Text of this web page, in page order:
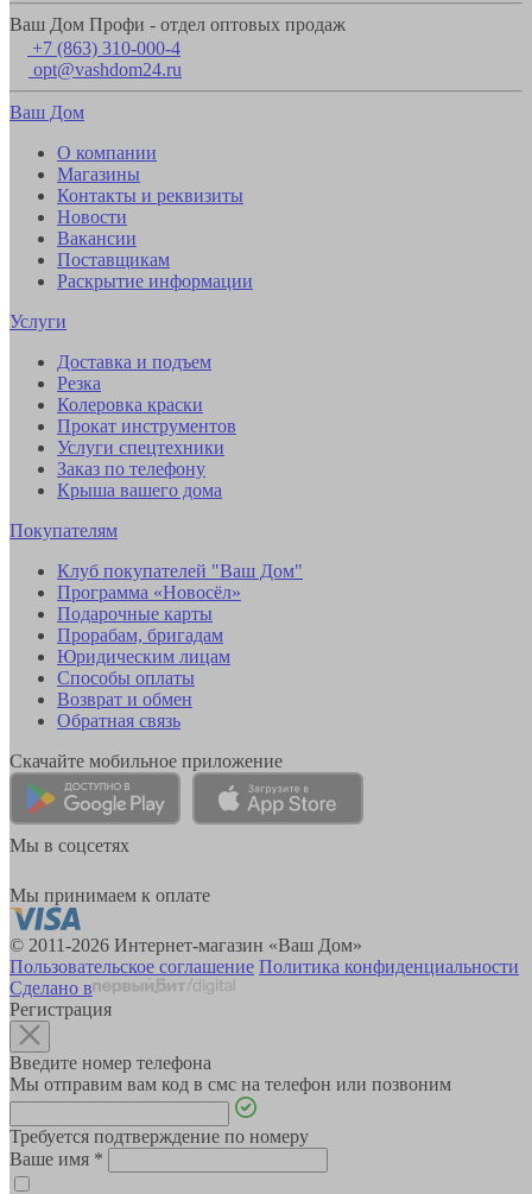
Ваш Дом Профи - отдел оптовых продаж
+7 (863) 310-000-4
opt@vashdom24.ru
Ваш Дом
О компании
Магазины
Контакты и реквизиты
Новости
Вакансии
Поставщикам
Раскрытие информации
Услуги
Доставка и подъем
Резка
Колеровка краски
Прокат инструментов
Услуги спецтехники
Заказ по телефону
Крыша вашего дома
Покупателям
Клуб покупателей "Ваш Дом"
Программа «Новосёл»
Подарочные карты
Прорабам, бригадам
Юридическим лицам
Способы оплаты
Возврат и обмен
Обратная связь
Скачайте мобильное приложение
Мы в соцсетях
Мы принимаем к оплате
© 2011-2026 Интернет-магазин «Ваш Дом»
Пользовательское соглашение Политика конфиденциальности
Сделано в
Регистрация
Введите номер телефона
Мы отправим вам код в смс на телефон или позвоним
Требуется подтверждение по номеру
Ваше имя *